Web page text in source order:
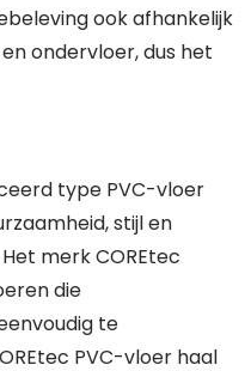
ook afhankelijk
ondervloer, dus het
type PVC-vloer
stijl en
merk COREtec
die
te
PVC-vloer haal